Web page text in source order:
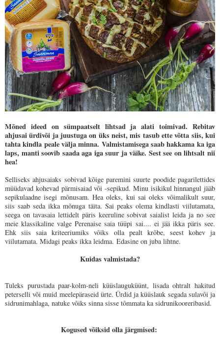
Mõned ideed on sümpaatselt lihtsad ja alati toimivad. Rebitav
ahjusai ürdivõi ja juustuga on üks neist, mis tasub ette võtta siis, kui
tahta kindla peale välja minna. Valmistamisega saab hakkama ka iga
laps, manti soovib saada aga iga suur ja väike. Sest see on lihtsalt nii
hea!
Selliseks ahjusaiaks sobivad kõige paremini suurte poodide pagarilettides
müüdavad kohevad pärmisaiad või -sepikud. Minu isikikul hinnangul jääb
sepikulaadne isegi mõnusam. Hea oleks, kui sai oleks võimalikult suur,
siis saab seda ikka mõnuga täita. Sai peaks olema kindlasti viilutamata,
seega on tavasaia lettidelt päris keeruline sobivat saialist leida ja no see
meie klassikaline valge Perenaise saia tüüpi sai.... ei jää ikka päris see.
Ehk siis saia kriteeriumiks võiks olla pealt krõbe, seest kohev ja
viilutamata. Midagi peaks ikka leidma. Edasine on juba lihtne.
Kuidas valmistada?
Tuleks purustada paar-kolm-neli küüslauguküünt, lisada ohtralt hakitud
peterselli või muid meelepäraseid ürte. Ürdid ja küüslauk segada sulavõi ja
sidrunimahlaga, natuke võiks sinna sisse tõmmata ka sidrunikooreribasid.
Kogused võiksid olla järgmised: